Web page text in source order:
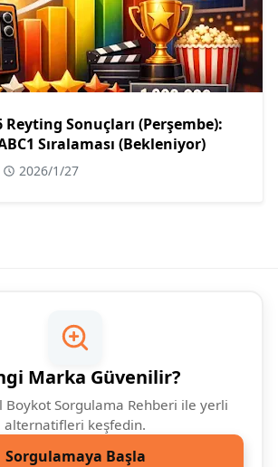
Reyting Sonuçları (Perşembe):
Sıralaması (Bekleniyor)
2026/1/27
Marka Güvenilir?
Boykot Sorgulama Rehberi ile yerli
alternatifleri keşfedin.
Sorgulamaya Başla